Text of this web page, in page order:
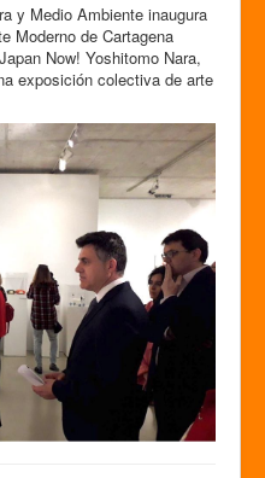
y Medio Ambiente inaugura
Moderno de Cartagena
Now! Yoshitomo Nara,
exposición colectiva de arte